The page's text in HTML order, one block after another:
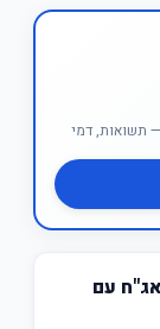
תשואות, דמי
עם